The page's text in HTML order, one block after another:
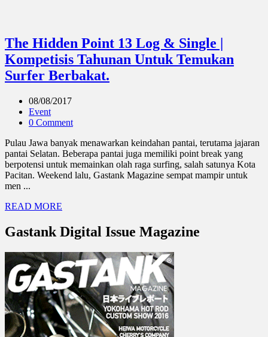
The Hidden Point 13 Log & Single |
Kompetisis Tahunan Untuk Temukan
Surfer Berbakat.
08/08/2017
Event
0 Comment
Pulau Jawa banyak menawarkan keindahan pantai, terutama jajaran
pantai Selatan. Beberapa pantai juga memiliki point break yang
berpotensi untuk memainkan olah raga surfing, salah satunya Kota
Pacitan. Weekend lalu, Gastank Magazine sempat mampir untuk
men ...
READ MORE
Gastank Digital Issue Magazine